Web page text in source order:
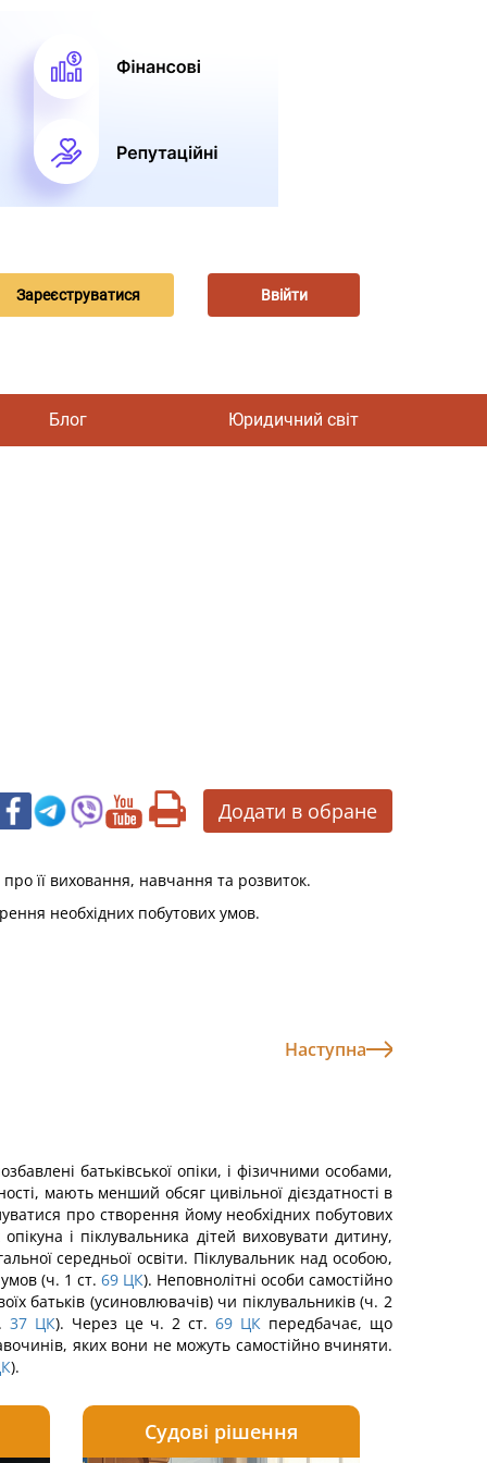
Зареєструватися Ввійти
Блог Юридичний світ
Додати в обране
її виховання, навчання та розвиток.
необхідних побутових умов.
Наступна
батьківської опіки, і фізичними особами,
мають менший обсяг цивільної дієздатності в
про створення йому необхідних побутових
і піклувальника дітей виховувати дитину,
середньої освіти. Піклувальник над особою,
(ч. 1 ст. 69 ЦК). Неповнолітні особи самостійно
батьків (усиновлювачів) чи піклувальників (ч. 2
37 ЦК). Через це ч. 2 ст. 69 ЦК передбачає, що
яких вони не можуть самостійно вчиняти.
).
Судові рішення